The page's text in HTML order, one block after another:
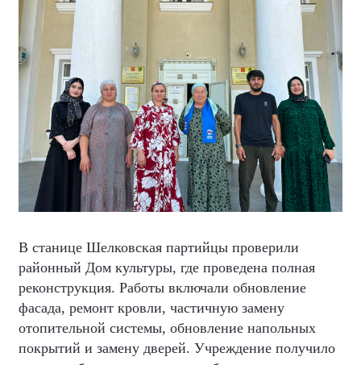
В станице Шелковская партийцы проверили
районный Дом культуры, где проведена полная
реконструкция. Работы включали обновление
фасада, ремонт кровли, частичную замену
отопительной системы, обновление напольных
покрытий и замену дверей. Учреждение получило